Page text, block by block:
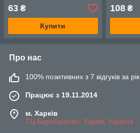
63 ₴
Купити
108₴
Про нас
100% позитивних з 7 відгуків за рік
Працює з 19.11.2014
м. Харків
ТЦ Барабашово, Харків, Україна